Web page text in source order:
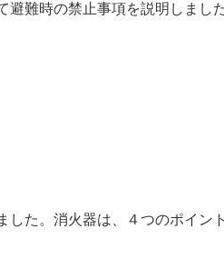
難時の禁止事項を説明しました
た。消火器は、４つのポイン